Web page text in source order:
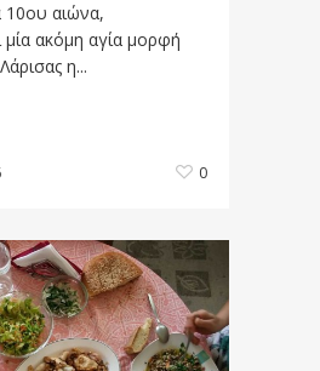
10ου αιώνα,
μία ακόμη αγία μορφή
η...
0